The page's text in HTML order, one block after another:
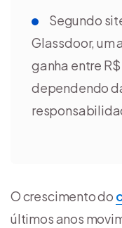
Segundo
Glassdoor, um
ganha entre
dependendo
O crescimento do
últimos anos